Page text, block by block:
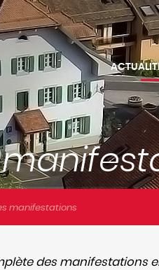
manifestations
des manifestations